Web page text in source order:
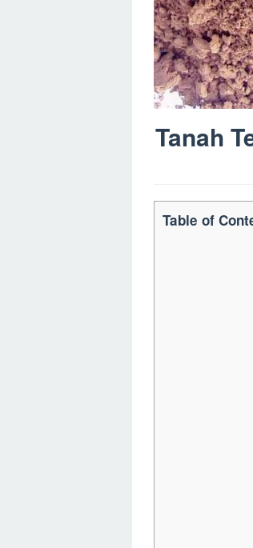
Tanah
Table of